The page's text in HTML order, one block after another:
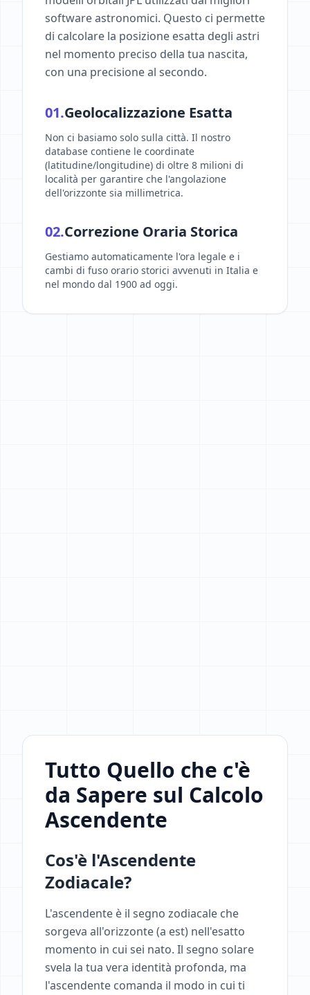
software astronomici. Questo ci permette
di calcolare la posizione esatta degli astri
nel momento preciso della tua nascita,
con una precisione al secondo.
01.Geolocalizzazione Esatta
Non ci basiamo solo sulla città. Il nostro
database contiene le coordinate
(latitudine/longitudine) di oltre 8 milioni di
località per garantire che l'angolazione
dell'orizzonte sia millimetrica.
02.Correzione Oraria Storica
Gestiamo automaticamente l'ora legale e i
cambi di fuso orario storici avvenuti in Italia e
nel mondo dal 1900 ad oggi.
Tutto Quello che c'è
da Sapere sul Calcolo
Ascendente
Cos'è l'Ascendente
Zodiacale?
L'ascendente è il segno zodiacale che
sorgeva all'orizzonte (a est) nell'esatto
momento in cui sei nato. Il segno solare
svela la tua vera identità profonda, ma
l'ascendente comanda il modo in cui ti